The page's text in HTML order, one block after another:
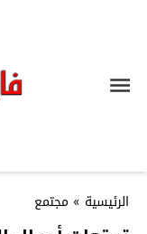
الرئيسية » مجتمع